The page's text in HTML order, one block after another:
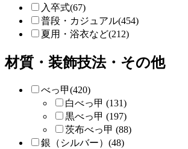
入卒式(67)
普段・カジュアル(454)
夏用・浴衣など(212)
材質・装飾技法・その他
べっ甲(420)
白べっ甲 (131)
黒べっ甲 (197)
茨布べっ甲 (88)
銀（シルバー）(48)